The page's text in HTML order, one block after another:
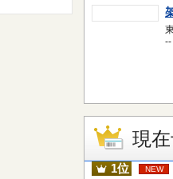
現
1位 NEW